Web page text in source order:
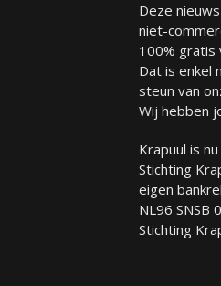
Deze
niet-
100% gratis
Dat is enkel
steun van
Wij hebben
Krapuul is
Stichting
eigen
NL96 SNSB
Stichting